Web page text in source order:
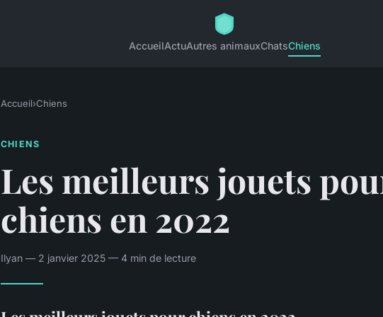
AccueilActuAutres animauxChatsChiens
Accueil›Chiens
CHIENS
Les meilleurs jouets
chiens en 2022
Ilyan — 2 janvier 2025 — 4 min de lecture